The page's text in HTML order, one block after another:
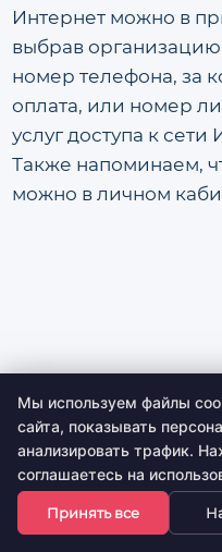
Интернет можно в
выбрав
номер телефона, за
оплата, или номер
услуг доступа к сети
Также напоминаем,
можно в личном
Мы используем файлы
сайта, показывать
анализировать трафик.
соглашаетесь на
Принять все